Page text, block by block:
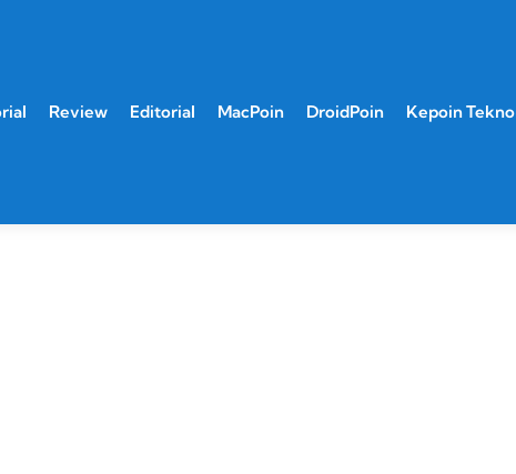
Review Editorial MacPoin DroidPoin Kepoin Tekno